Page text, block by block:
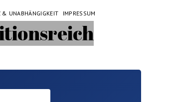
& UNABHÄNGIGKEIT IMPRESSUM